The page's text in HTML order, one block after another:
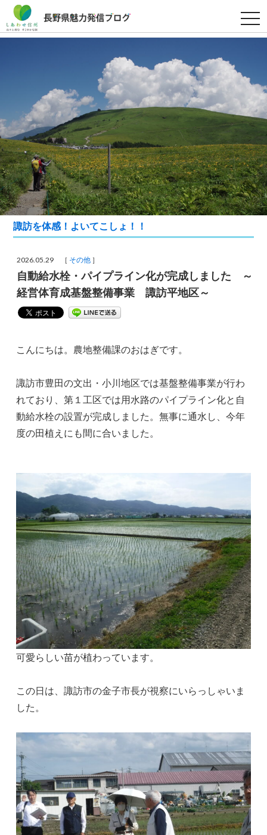
t
o
g
a
v
g
a
t
o
n
諏訪を体感！よいてこしょ！！
2026.05.29 ［ その他 ］
自動給水栓・パイプライン化が完成しました ～
経営体育成基盤整備事業 諏訪平地区～
こんにちは。農地整備課のおはぎです。
諏訪市豊田の文出・小川地区では基盤整備事業が行わ
れており、第１工区では用水路のパイプライン化と自
動給水栓の設置が完成しました。無事に通水し、今年
度の田植えにも間に合いました。
可愛らしい苗が植わっています。
この日は、諏訪市の金子市長が視察にいらっしゃいま
した。